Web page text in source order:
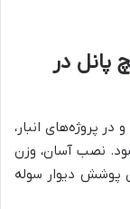
پانل در
در پروژه‌های انبار،
نصب آسان، وزن
دیوار سوله